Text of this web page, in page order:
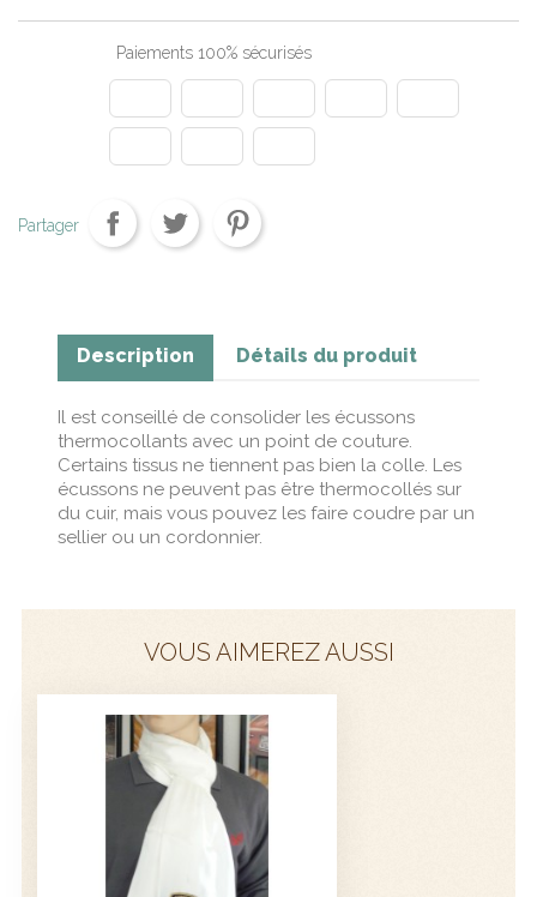
Paiements 100% sécurisés
Partager
Description Détails du produit
Il est conseillé de consolider les écussons
thermocollants avec un point de couture.
Certains tissus ne tiennent pas bien la colle. Les
écussons ne peuvent pas être thermocollés sur
du cuir, mais vous pouvez les faire coudre par un
sellier ou un cordonnier.
VOUS AIMEREZ AUSSI